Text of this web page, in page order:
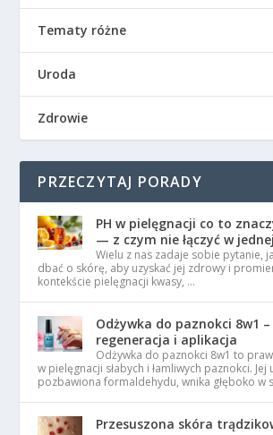
Tematy różne
Uroda
Zdrowie
PRZECZYTAJ PORADY
PH w pielęgnacji co to
— z czym nie łączyć w
Wielu z nas zadaje sobie pytanie,
dbać o skórę, aby uzyskać jej zdrowy i
kontekście pielęgnacji kwasy, …
Odżywka do paznokci 8w1
regeneracja i aplikacja
Odżywka do paznokci 8w1 to
w pielęgnacji słabych i łamliwych paznokci. Jej
pozbawiona formaldehydu, wnika głęboko w
Przesuszona skóra